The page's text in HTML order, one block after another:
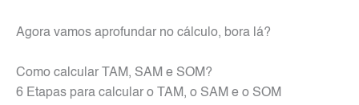
Agora vamos aprofundar no cálculo, bora lá?
Como calcular TAM, SAM e SOM?
6 Etapas para calcular o TAM, o SAM e o SOM